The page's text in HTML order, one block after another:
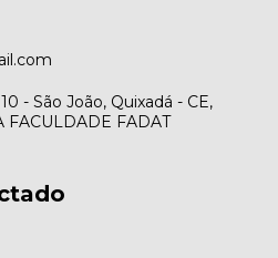
- São João, Quixadá - CE,
FADAT